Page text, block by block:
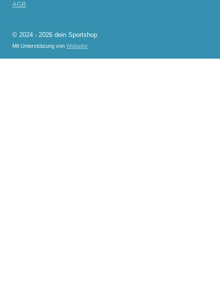
AGB
© 2024 - 2026 dein Sportshop
Mit Unterstützung von Webador